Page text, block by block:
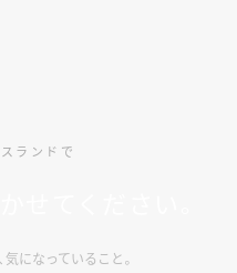
ランドで
になっていること。